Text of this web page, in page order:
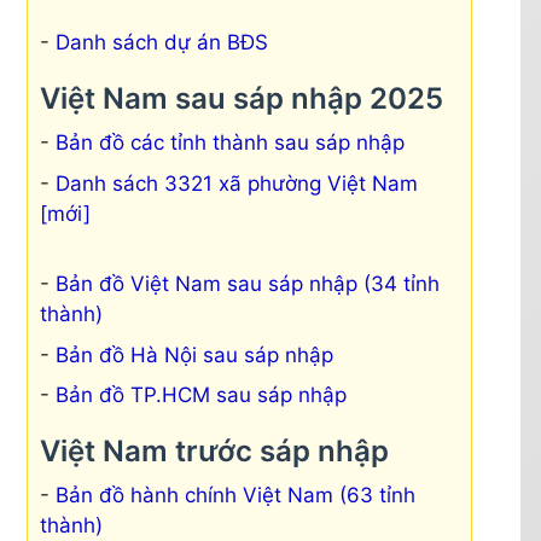
Danh sách dự án BĐS
Việt Nam sau sáp nhập 2025
Bản đồ các tỉnh thành sau sáp nhập
Danh sách 3321 xã phường Việt Nam
[mới]
Bản đồ Việt Nam sau sáp nhập (34 tỉnh
thành)
Bản đồ Hà Nội sau sáp nhập
Bản đồ TP.HCM sau sáp nhập
Việt Nam trước sáp nhập
Bản đồ hành chính Việt Nam (63 tỉnh
thành)